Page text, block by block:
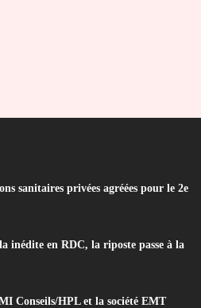
sanitaires privées agréées pour le 2e
inédite en RDC, la riposte passe à la
Conseils/HPL et la société EMT